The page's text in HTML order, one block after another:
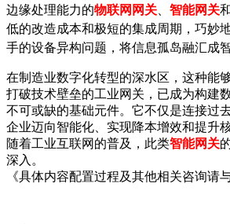
边缘处理能力的物联网网关 智能网关
低的改造成本和极短的集成周期，巧妙
手的设备异构问题，将信息孤岛融汇成
在制造业数字化转型的深水区，这种能
打破技术壁垒的工业网关，已成为构建
不可或缺的基础元件。它不仅是连接过
企业迈向智能化、实现降本增效和提升
随着工业互联网的普及，此类智能网关
深入。
《具体内容配置过程及其他相关咨询请